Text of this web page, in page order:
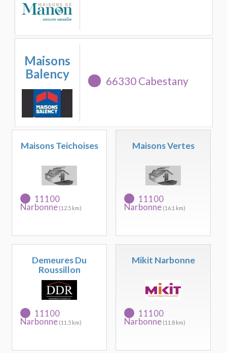
Maisons
Balency
66330 Cabestany
Maisons Teichoises
11100
Narbonne (12.5 km)
Maisons Vertes
11100
Narbonne (16.1 km)
Demeures Du
Roussillon
11100
Narbonne (11.5 km)
Mikit Narbonne
11100
Narbonne (11.8 km)